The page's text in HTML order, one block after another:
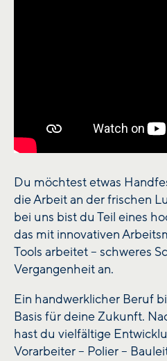
Du möchtest etwas
die Arbeit an der frischen
bei uns bist du Teil eines
das mit innovativen
Tools arbeitet – schweres
Vergangenheit an.
Ein handwerklicher Beruf
Basis für deine Zukunft.
hast du vielfältige
Vorarbeiter – Polier –